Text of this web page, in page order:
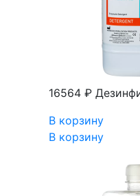
16564 ₽
В корзину
В корзину